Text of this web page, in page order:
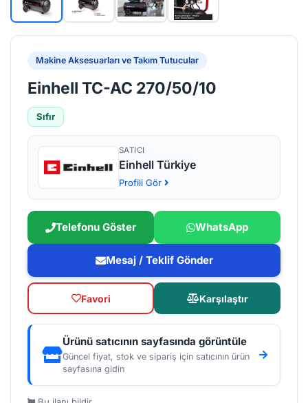
Makine Aksesuarları ve Takım Tutucular
Einhell TC-AC 270/50/10
Sıfır
SATICI
Einhell Türkiye
Profili Gör
Telefonu Göster WhatsApp
Mesaj / Teklif Gönder
Favori Karşılaştır
Ürünü satıcının sayfasında görüntüle
Güncel fiyat, stok ve sipariş için satıcının ürün
sayfasına gidin